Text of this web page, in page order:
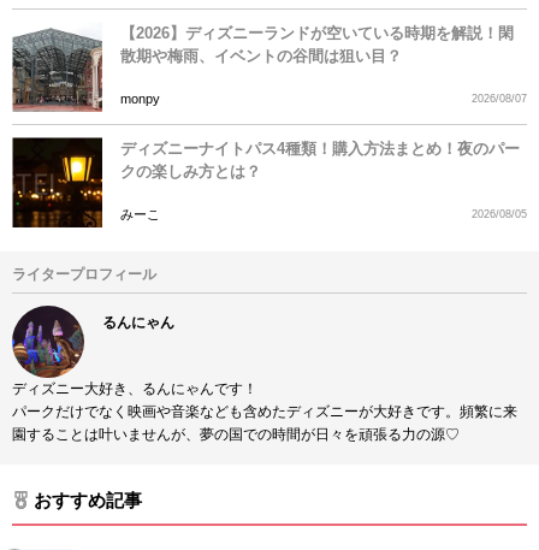
【2026】ディズニーランドが空いている時期を解説！閑
散期や梅雨、イベントの谷間は狙い目？
monpy 2026/08/07
ディズニーナイトパス4種類！購入方法まとめ！夜のパー
クの楽しみ方とは？
みーこ 2026/08/05
ライタープロフィール
るんにゃん
ディズニー大好き、るんにゃんです！
パークだけでなく映画や音楽なども含めたディズニーが大好きです。頻繁に来
園することは叶いませんが、夢の国での時間が日々を頑張る力の源♡
おすすめ記事